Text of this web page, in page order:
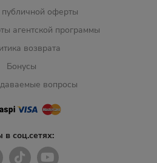
оферты
агентской программы
возврата
Бонусы
вопросы
соц.сетях: